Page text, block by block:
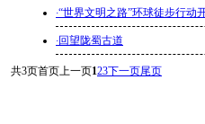
·“世界文明之路”环球徒步行动
·回望陇蜀古道
共3页首页上一页123下一页尾页